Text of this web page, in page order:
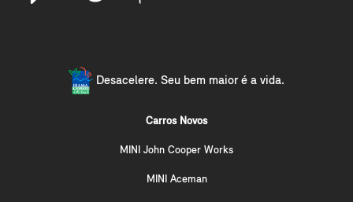
Desacelere. Seu bem maior é a vida.
Carros Novos
MINI John Cooper Works
MINI Aceman